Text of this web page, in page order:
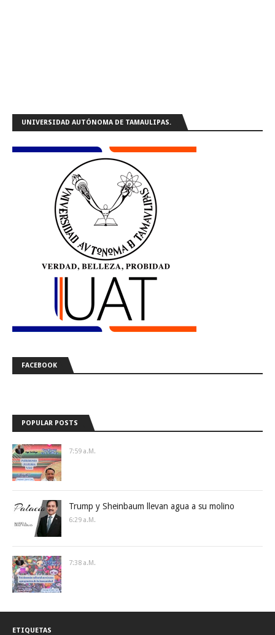
UNIVERSIDAD AUTÓNOMA DE TAMAULIPAS.
FACEBOOK
POPULAR POSTS
7:59 A.m.
Trump y Sheinbaum llevan agua a su molino
6:29 A.m.
7:38 A.m.
ETIQUETAS